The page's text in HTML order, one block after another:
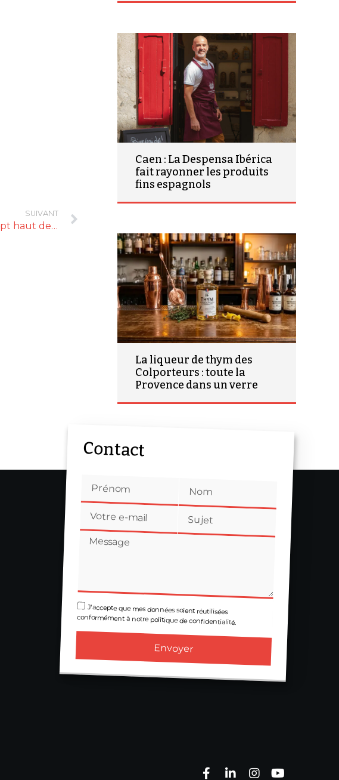
SUIVANT
Beaupassage, un nouveau concept haut de gamme
Caen : La Despensa Ibérica
fait rayonner les produits
fins espagnols
La liqueur de thym des
Colporteurs : toute la
Provence dans un verre
Contact
J'accepte que mes données soient réutilisées
conformément à notre politique de confidentialité.
Envoyer